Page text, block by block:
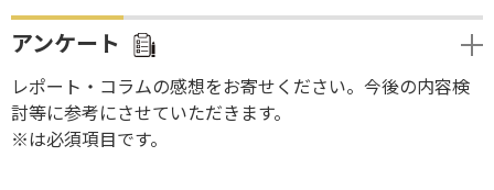
アンケート
レポート・コラムの感想をお寄せください。今後の内容検
討等に参考にさせていただきます。
※は必須項目です。